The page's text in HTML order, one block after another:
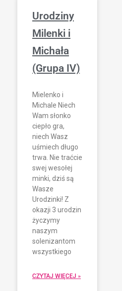
Urodziny
Milenki i
Michała
(Grupa IV)
Mielenko i
Michale Niech
Wam słonko
ciepło gra,
niech Wasz
uśmiech długo
trwa. Nie traćcie
swej wesołej
minki, dziś są
Wasze
Urodzinki! Z
okazji 3 urodzin
życzymy
naszym
solenizantom
wszystkiego
CZYTAJ WIĘCEJ »